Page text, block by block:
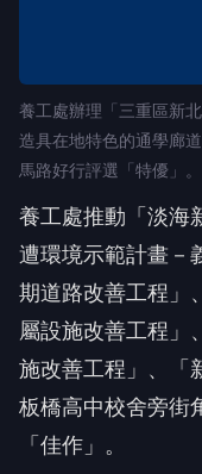
養工處辦理「三重區新
造具在地特色的通學廊
馬路好行評選「特優」
養工處推動「淡海
遭環境示範計畫－
期道路改善工程」
屬設施改善工程」
施改善工程」、「
板橋高中校舍旁街
「佳作」。